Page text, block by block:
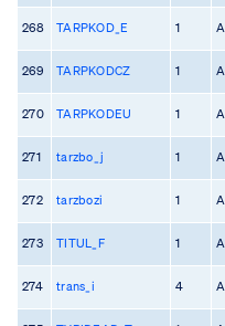
268 TARPKOD_E 1 A
269 TARPKODCZ 1 A
270 TARPKODEU 1 A
271 tarzbo_j 1 A
272 tarzbozi 1 A
273 TITUL_F 1 A
274 trans_i 4 A